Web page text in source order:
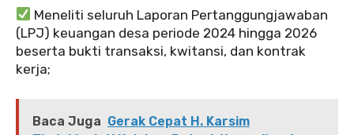
Meneliti seluruh Laporan Pertanggungjawaban
(LPJ) keuangan desa periode 2024 hingga 2026
beserta bukti transaksi, kwitansi, dan kontrak
kerja;
Baca Juga Gerak Cepat H. Karsim